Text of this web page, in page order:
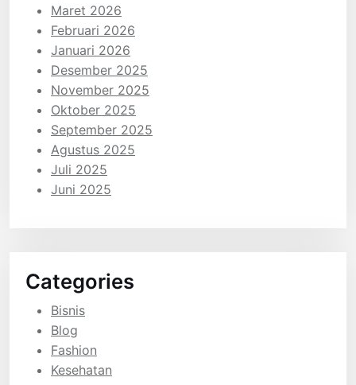
Maret 2026
Februari 2026
Januari 2026
Desember 2025
November 2025
Oktober 2025
September 2025
Agustus 2025
Juli 2025
Juni 2025
Categories
Bisnis
Blog
Fashion
Kesehatan